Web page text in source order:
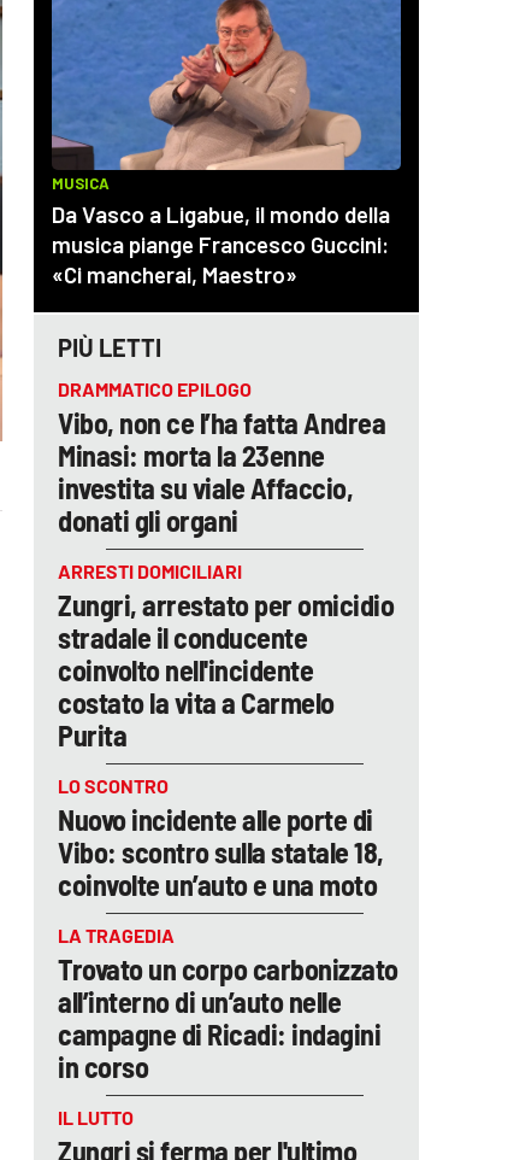
PIÙ LETTI
DRAMMATICO EPILOGO
Vibo, non ce l’ha fatta Andrea
Minasi: morta la 23enne
investita su viale Affaccio,
donati gli organi
ARRESTI DOMICILIARI
Zungri, arrestato per omicidio
stradale il conducente
coinvolto nell'incidente
costato la vita a Carmelo
Purita
LO SCONTRO
Nuovo incidente alle porte di
Vibo: scontro sulla statale 18,
coinvolte un’auto e una moto
LA TRAGEDIA
Trovato un corpo carbonizzato
all’interno di un’auto nelle
campagne di Ricadi: indagini
in corso
IL LUTTO
Zungri si ferma per l'ultimo